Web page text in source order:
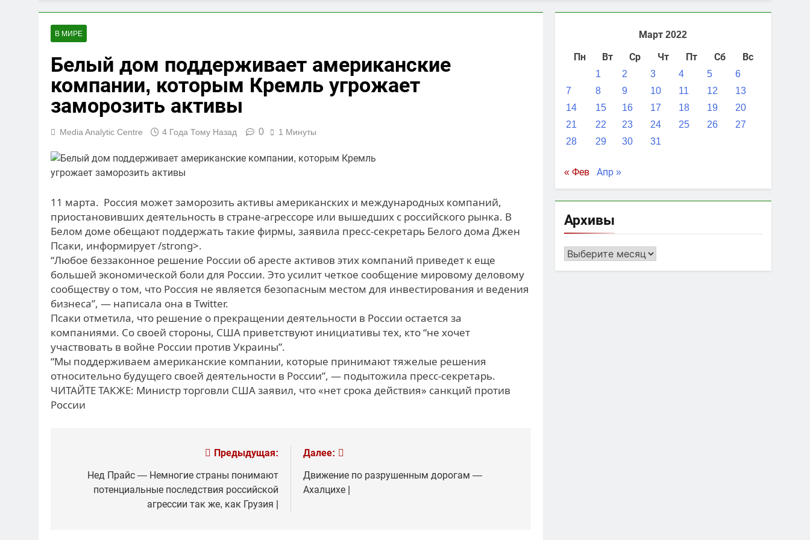
В МИРЕ
Белый дом поддерживает американские
компании, которым Кремль угрожает
заморозить активы
Media Analytic Centre 4 Года Тому Назад 0 1 Минуты
11 марта. Россия может заморозить активы американских и международных компаний,
приостановивших деятельность в стране-агрессоре или вышедших с российского рынка. В
Белом доме обещают поддержать такие фирмы, заявила пресс-секретарь Белого дома Джен
Псаки, информирует /strong>.
“Любое беззаконное решение России об аресте активов этих компаний приведет к еще
большей экономической боли для России. Это усилит четкое сообщение мировому деловому
сообществу о том, что Россия не является безопасным местом для инвестирования и ведения
бизнеса”, — написала она в Twitter.
Псаки отметила, что решение о прекращении деятельности в России остается за
компаниями. Со своей стороны, США приветствуют инициативы тех, кто “не хочет
участвовать в войне России против Украины”.
“Мы поддерживаем американские компании, которые принимают тяжелые решения
относительно будущего своей деятельности в России”, — подытожила пресс-секретарь.
ЧИТАЙТЕ ТАКЖЕ: Министр торговли США заявил, что «нет срока действия» санкций против
России
записям
Предыдущая:
Нед Прайс — Немногие страны понимают
потенциальные последствия российской
агрессии так же, как Грузия |
Далее:
Движение по разрушенным дорогам —
Ахалцихе |
Март 2022
Пн Вт Ср Чт Пт Сб
Вс
1
2 3 4 5
6
7
8 9 10 11 12
13
14
15 16 17 18 19
20
21
22 23 24 25 26
27
28
29 30 31
« Фев Апр »
Архивы
Архивы